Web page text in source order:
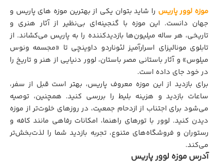
موزه لوور پاریس را شاید بتوان یکی از بهترین موزه های پاریس و
جهان دانست. این موزه با گنجینه‌ای بی‌نظیر از آثار هنری و
تاریخی، هر ساله میلیون‌ها بازدیدکننده را به پاریس می‌کشاند. از
تابلوی مونالیزای اسرارآمیز لئوناردو داوینچی تا «مجسمه ونوس
میلوس» و آثار باستانی مصر باستان، لوور دنیایی از هنر و تاریخ را
در خود جای داده است.
برای بازدید از این موزه معروف پاریس، بهتر است قبل از سفر،
ساعات بازدید و هزینه بلیط را بررسی کنید. همچنین، توصیه
می‌شود برای اجتناب از ازدحام جمعیت، در روزهای خلوت‌تر از موزه
دیدن کنید. لوور با تورهای راهنما، امکانات رفاهی مانند کافه و
رستوران و فروشگاه‌های متنوع، تجربه بازدید شما را لذت‌بخش‌تر
می‌کند.
آدرس موزه لوور پاریس